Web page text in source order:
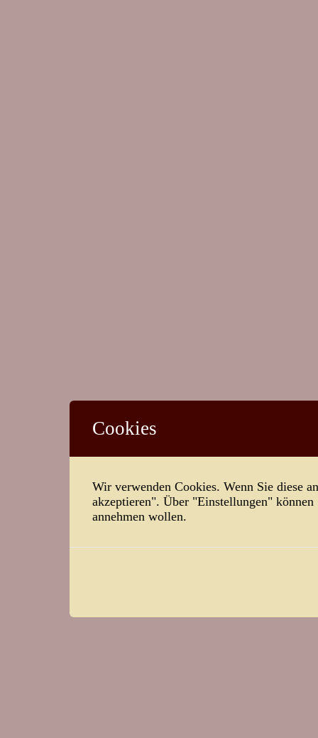
Cookies
Wir verwenden Cookies. Wenn Sie diese
akzeptieren". Über "Einstellungen"
annehmen wollen.